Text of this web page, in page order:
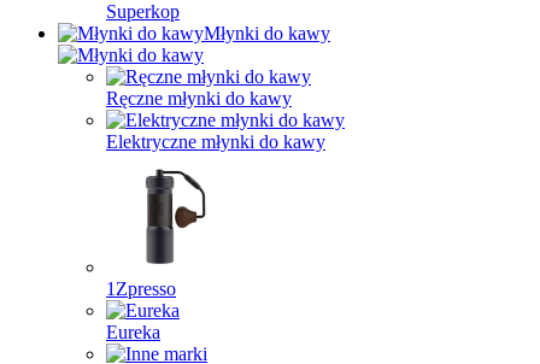
Superkop
Młynki do kawy
Ręczne młynki do kawy
Elektryczne młynki do kawy
1Zpresso
Eureka